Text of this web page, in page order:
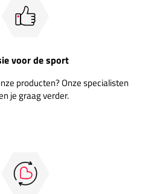
voor de sport
producten? Onze specialisten
je graag verder.